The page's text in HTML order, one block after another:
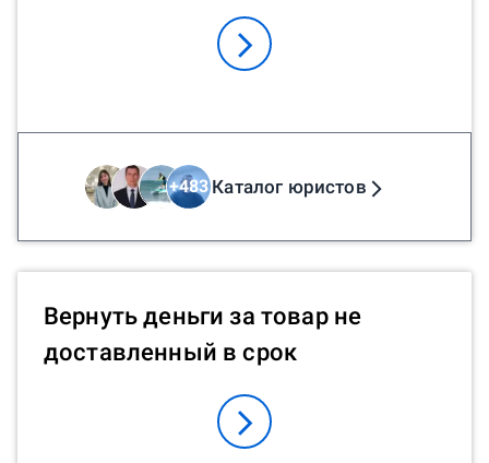
+483Каталог юристов
Вернуть деньги за товар не
доставленный в срок